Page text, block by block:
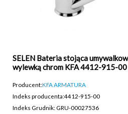
SELEN Bateria stojąca
wylewką chrom KFA 4412-915-00
Producent:KFA ARMATURA
Indeks producenta:4412-915-00
Indeks Grudnik: GRU-00027536